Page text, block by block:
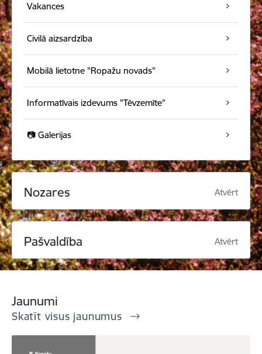
Vakances
Civilā aizsardzība
Mobilā lietotne "Ropažu novads"
Informatīvais izdevums "Tēvzemīte"
📷 Galerijas
Nozares Atvērt
Pašvaldība Atvērt
Jaunumi
Skatīt visus jaunumus